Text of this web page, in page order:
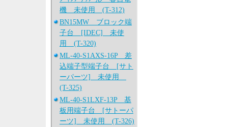
機 未使用 (T-312)
BN15MW ブロック端
子台 [IDEC] 未使
用 (T-320)
ML-40-S1AXS-16P 差
込端子型端子台 [サト
ーパーツ] 未使用
(T-325)
ML-40-S1LXF-13P 基
板用端子台 [サトーパ
ーツ] 未使用 (T-326)